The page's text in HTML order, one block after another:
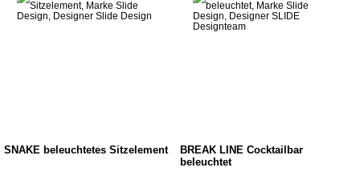
SNAKE beleuchtetes Sitzelement
BREAK LINE Cocktailbar
beleuchtet